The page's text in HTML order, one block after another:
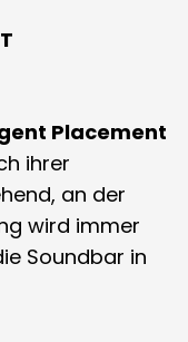
Placement
ihrer
an der
wird immer
Soundbar in